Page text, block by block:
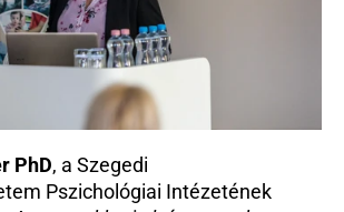
PhD, a Szegedi
Pszichológiai Intézetének